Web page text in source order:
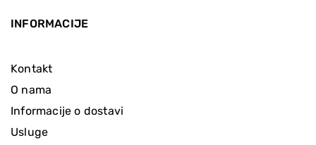
INFORMACIJE
Kontakt
O nama
Informacije o dostavi
Usluge